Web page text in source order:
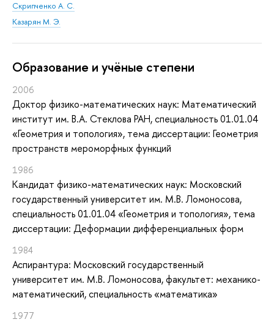
Скрипченко А. С.
Казарян М. Э.
Oбразование и учёные степени
2006
Доктор физико-математических наук: Математический
институт им. В.А. Стеклова РАН, специальность 01.01.04
«Геометрия и топология», тема диссертации: Геометрия
пространств мероморфных функций
1986
Кандидат физико-математических наук: Московский
государственный университет им. М.В. Ломоносова,
специальность 01.01.04 «Геометрия и топология», тема
диссертации: Деформации дифференциальных форм
1984
Аспирантура: Московский государственный
университет им. М.В. Ломоносова, факультет: механико-
математический, специальность «математика»
1977